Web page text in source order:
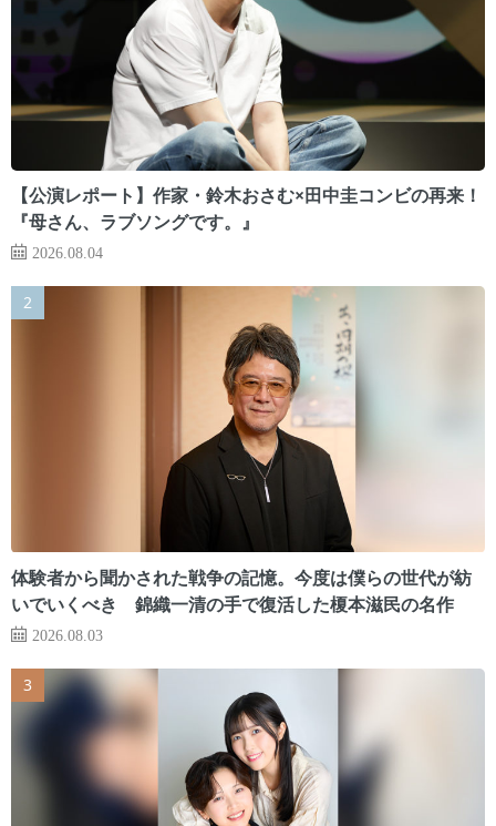
【公演レポート】作家・鈴木おさむ×田中圭コンビの再来！
『母さん、ラブソングです。』
2026.08.04
体験者から聞かされた戦争の記憶。今度は僕らの世代が紡
いでいくべき 錦織一清の手で復活した榎本滋民の名作
2026.08.03